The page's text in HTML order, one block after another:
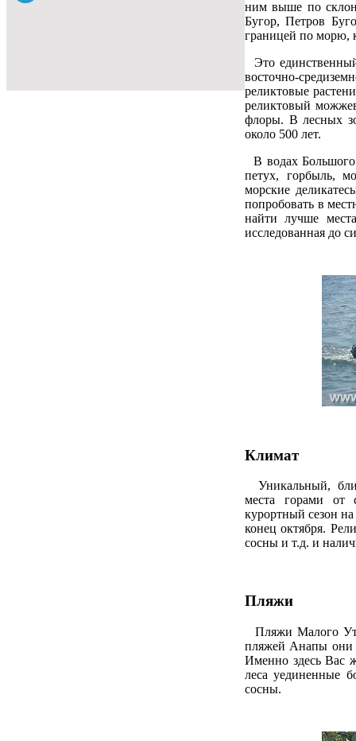
ним выше по
Бугор, Петров
границей по морю,
Это
восточно-
реликтовые
реликтовый
флоры. В лесных
около 500 лет.
В водах
петух, горбыль,
морские
попробовать в
найти лучше
исследованная до
Климат
Уникальный,
места горами от
курортный сезон
конец октября.
сосны и т.д. и
Пляжи
Пляжи Малого
пляжей Анапы они
Именно здесь Вас
леса уединенные
сосны.